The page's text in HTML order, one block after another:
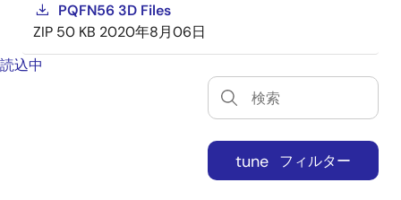
PQFN56 3D Files
ZIP 50 KB 2020年8月06日
読込中
tune フィルター